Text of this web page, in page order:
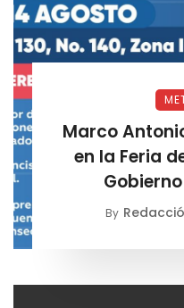
Marco
en la Feria
By